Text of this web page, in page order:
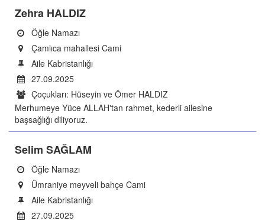
Zehra HALDIZ
Öğle Namazı
Çamlıca mahallesi Cami
Aile Kabristanlığı
27.09.2025
Çoçukları: Hüseyin ve Ömer HALDIZ
Merhumeye Yüce ALLAH'tan rahmet, kederli ailesine
başsağlığı diliyoruz.
Selim SAĞLAM
Öğle Namazı
Ümraniye meyveli bahçe Cami
Aile Kabristanlığı
27.09.2025